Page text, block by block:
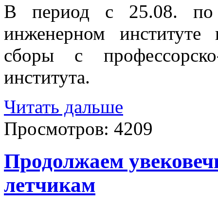
В период с 25.08. по
инженерном институте
сборы с профессорско-
института.
Читать дальше
Просмотров: 4209
Продолжаем
летчикам